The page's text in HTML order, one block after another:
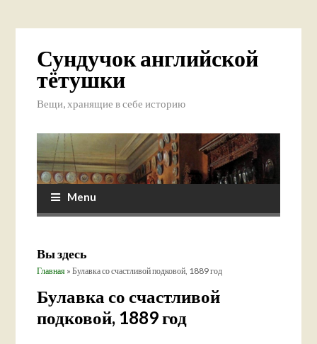
Сундучок английской
тётушки
Вещи, хранящие в себе историю
Menu
Вы здесь
Главная » Булавка со счастливой подковой, 1889 год
Булавка со счастливой
подковой, 1889 год